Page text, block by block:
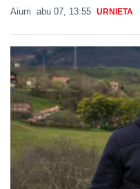
Aiurri abu 07, 13:55 URNIETA